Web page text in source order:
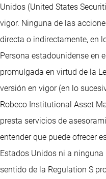
Unidos (United States
vigor. Ninguna de las
directa o indirectamente, en
Persona estadounidense en
promulgada en virtud de la
versión en vigor (en lo
Robeco Institutional Asset
presta servicios de
entender que puede ofrecer
Estados Unidos ni a
sentido de la Regulation S